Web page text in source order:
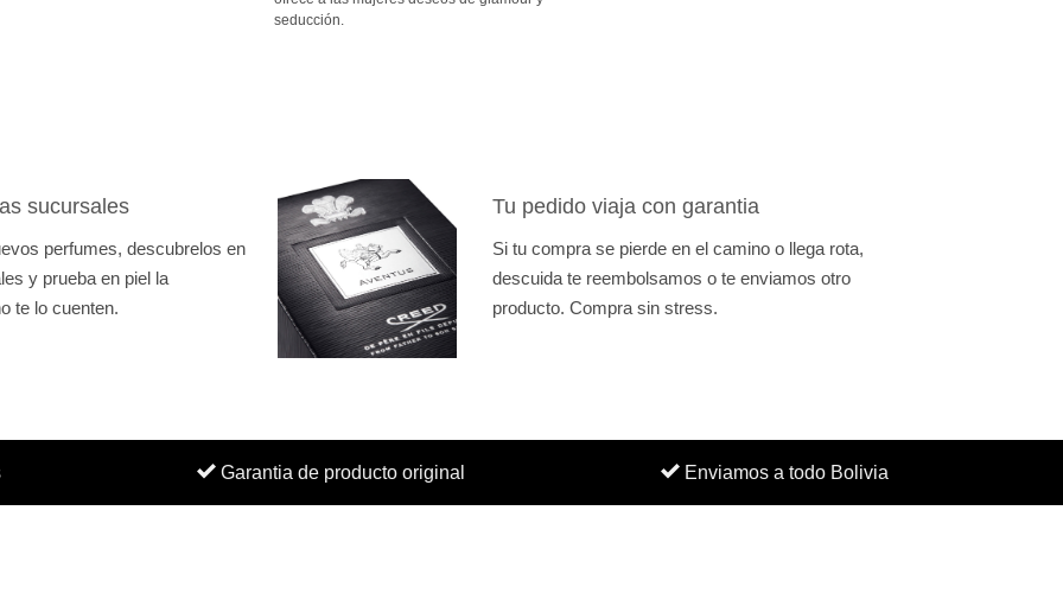
seducción.
sucursales
perfumes, descubrelos en
y prueba en piel la
te lo cuenten.
Tu pedido viaja con garantia
Si tu compra se pierde en el camino o llega rota,
descuida te reembolsamos o te enviamos otro
producto. Compra sin stress.
Garantia de producto original Enviamos a todo Bolivia